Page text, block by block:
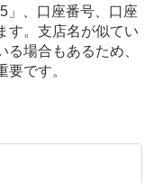
」、口座番号、口座
す。支店名が似てい
場合もあるため、
です。